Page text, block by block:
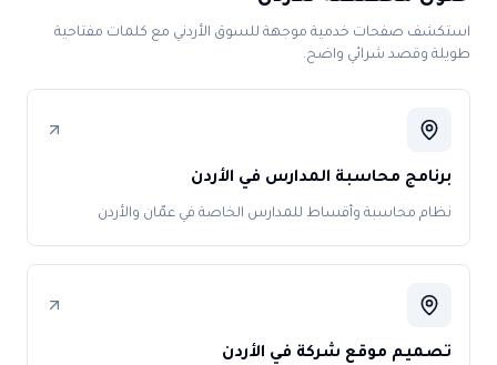
استكشف صفحات خدمية موجهة للسوق الأردني مع كلمات مفتاحية
طويلة وقصد شرائي واضح.
برنامج محاسبة المدارس في الأردن
نظام محاسبة وأقساط للمدارس الخاصة في عمّان والأردن
تصميم موقع شركة في الأردن